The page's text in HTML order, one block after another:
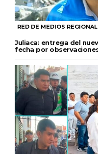
RED DE MEDIOS
Juliaca: entrega del
fecha por